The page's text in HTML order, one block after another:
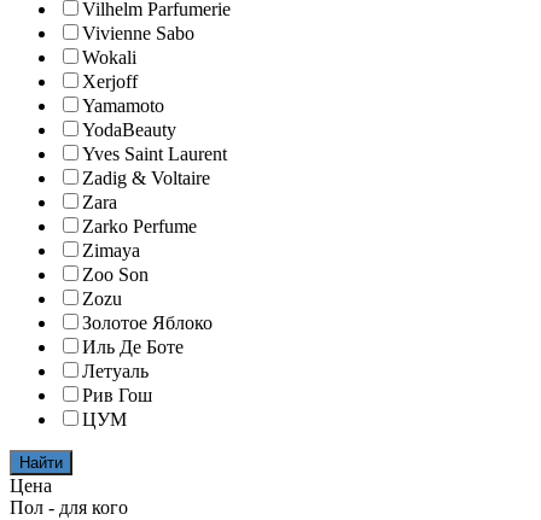
Vilhelm Parfumerie
Vivienne Sabo
Wokali
Xerjoff
Yamamoto
YodaBeauty
Yves Saint Laurent
Zadig & Voltaire
Zara
Zarko Perfume
Zimaya
Zoo Son
Zozu
Золотое Яблоко
Иль Де Боте
Летуаль
Рив Гош
ЦУМ
Найти
Цена
Пол - для кого